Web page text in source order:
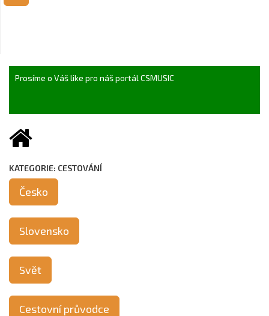
Prosíme o Váš like pro náš portál CSMUSIC
KATEGORIE: CESTOVÁNÍ
Česko
Slovensko
Svět
Cestovní průvodce